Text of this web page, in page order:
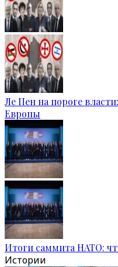
Ле Пен на пороге
Европы
Итоги саммита НАТО:
Истории